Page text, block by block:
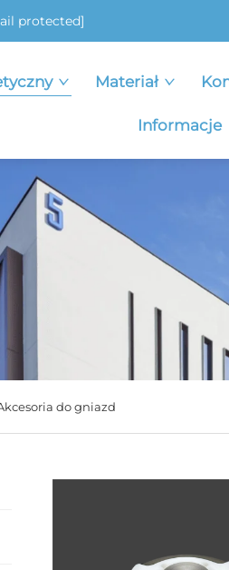
protected]
Materiał
Informacje
do gniazd